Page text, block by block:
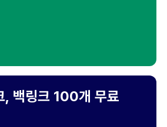
백링크 100개 무료